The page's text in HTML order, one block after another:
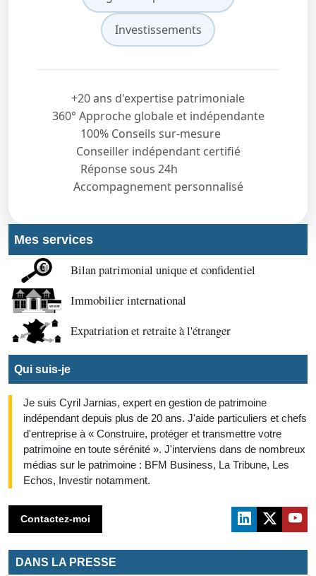
Investissements
+20 ans d'expertise patrimoniale
360° Approche globale et indépendante
100% Conseils sur-mesure
Conseiller indépendant certifié
Réponse sous 24h
Accompagnement personnalisé
Mes services
Bilan patrimonial unique et confidentiel
Immobilier international
Expatriation et retraite à l'étranger
Qui suis-je
Je suis Cyril Jarnias, expert en gestion de patrimoine
indépendant depuis plus de 20 ans. J'aide particuliers et chefs
d'entreprise à « Construire, protéger et transmettre votre
patrimoine en toute sérénité ». J'interviens dans de nombreux
médias sur le patrimoine : BFM Business, La Tribune, Les
Echos, Investir notamment.
Contactez-moi
DANS LA PRESSE